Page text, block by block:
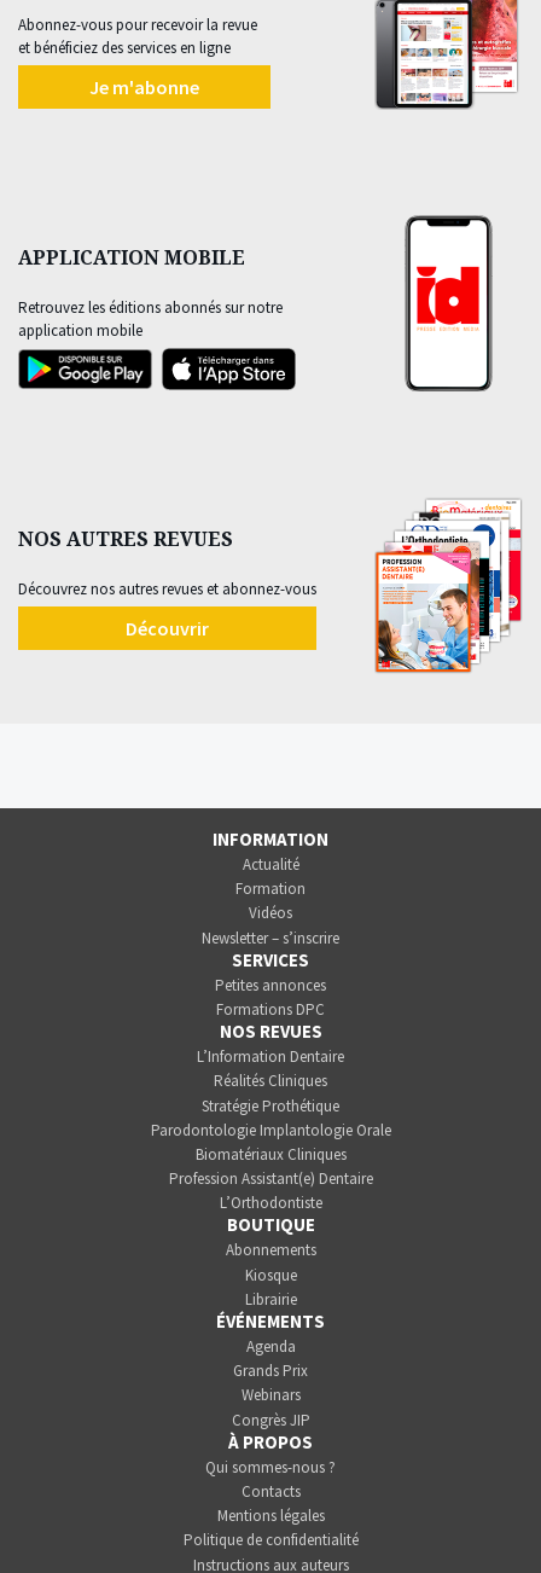
Abonnez-vous pour recevoir la revue
et bénéficiez des services en ligne
Je m'abonne
APPLICATION MOBILE
Retrouvez les éditions abonnés sur notre
application mobile
NOS AUTRES REVUES
Découvrez nos autres revues et abonnez-vous
Découvrir
INFORMATION
Actualité
Formation
Vidéos
Newsletter – s’inscrire
SERVICES
Petites annonces
Formations DPC
NOS REVUES
L’Information Dentaire
Réalités Cliniques
Stratégie Prothétique
Parodontologie Implantologie Orale
Biomatériaux Cliniques
Profession Assistant(e) Dentaire
L’Orthodontiste
BOUTIQUE
Abonnements
Kiosque
Librairie
ÉVÉNEMENTS
Agenda
Grands Prix
Webinars
Congrès JIP
À PROPOS
Qui sommes-nous ?
Contacts
Mentions légales
Politique de confidentialité
Instructions aux auteurs